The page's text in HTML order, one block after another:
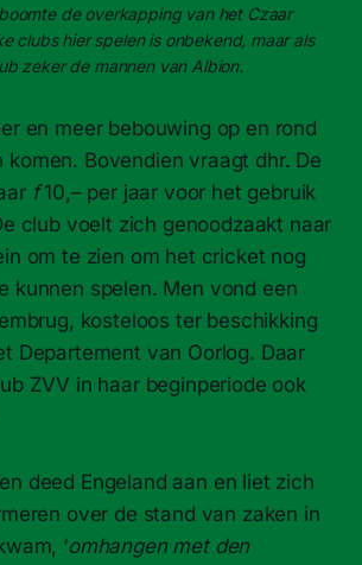
de overkapping van het Czaar
clubs hier spelen is onbekend, maar als
zeker de mannen van Albion.
en meer bebouwing op en rond
komen. Bovendien vraagt dhr. De
f10,– per jaar voor het gebruik
club voelt zich genoodzaakt naar
om te zien om het cricket nog
kunnen spelen. Men vond een
kosteloos ter beschikking
Departement van Oorlog. Daar
ZVV in haar beginperiode ook
deed Engeland aan en liet zich
over de stand van zaken in
‘omhangen met den